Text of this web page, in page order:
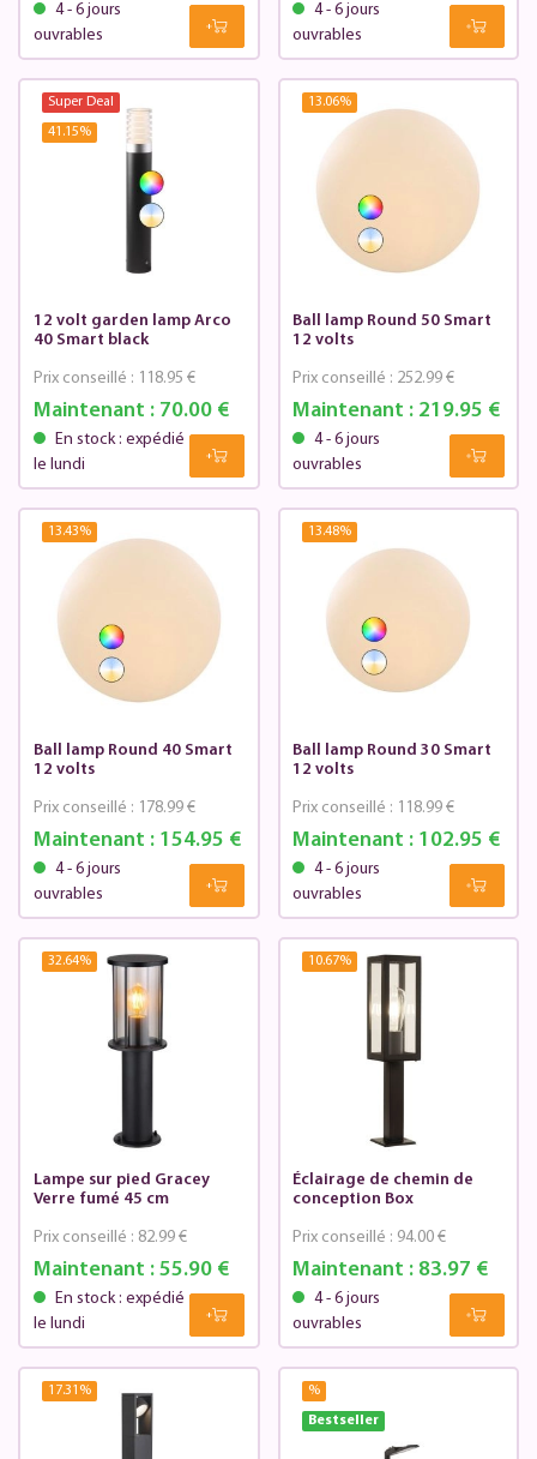
4 - 6 jours
ouvrables
4 - 6 jours
ouvrables
Super Deal
41.15%
12 volt garden lamp Arco
40 Smart black
Maintenant :70.00 €
Prix conseillé : 118.95 €
En stock : expédié
le lundi
13.06%
Ball lamp Round 50 Smart
12 volts
Maintenant : 219.95 €
Prix conseillé : 252.99 €
4 - 6 jours
ouvrables
13.43%
Ball lamp Round 40 Smart
12 volts
Maintenant :154.95 €
Prix conseillé : 178.99 €
4 - 6 jours
ouvrables
13.48%
Ball lamp Round 30 Smart
12 volts
Maintenant : 102.95 €
Prix conseillé : 118.99 €
4 - 6 jours
ouvrables
32.64%
Lampe sur pied Gracey
Verre fumé 45 cm
Maintenant :55.90 €
Prix conseillé : 82.99 €
En stock : expédié
le lundi
10.67%
Éclairage de chemin de
conception Box
Maintenant : 83.97 €
Prix conseillé : 94.00 €
4 - 6 jours
ouvrables
17.31 % %
Bestseller